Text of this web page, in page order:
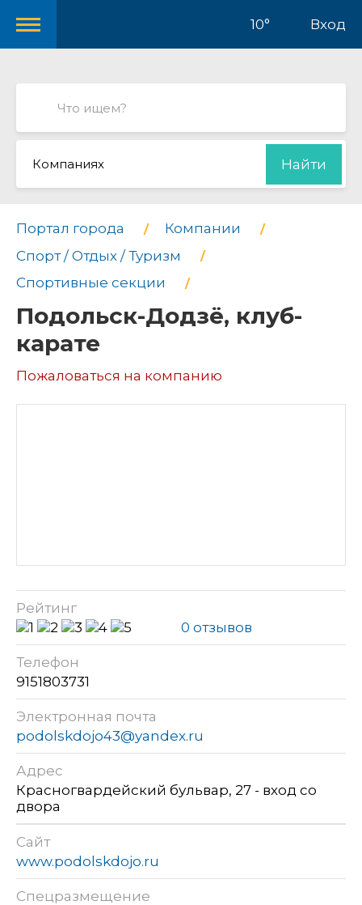
10° Вход
Компаниях Найти
Портал города
Компании
Спорт / Отдых / Туризм
Спортивные секции
Подольск-Додзё, клуб-
карате
Пожаловаться на компанию
Рейтинг
0 отзывов
Телефон
9151803731
Электронная почта
podolskdojo43@yandex.ru
Адрес
Красногвардейский бульвар, 27 - вход со
двора
Сайт
www.podolskdojo.ru
Спецразмещение